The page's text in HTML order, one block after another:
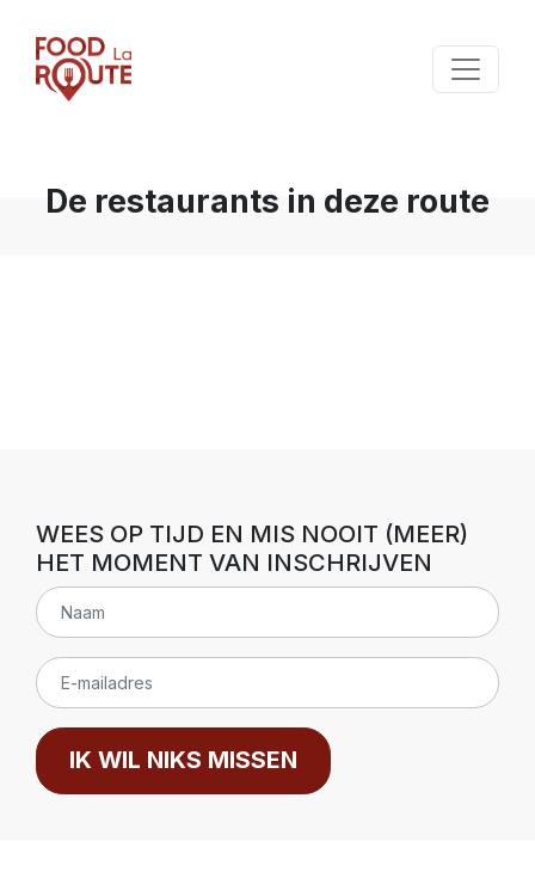
De restaurants in deze route
WEES OP TIJD EN MIS NOOIT (MEER)
HET MOMENT VAN INSCHRIJVEN
IK WIL NIKS MISSEN